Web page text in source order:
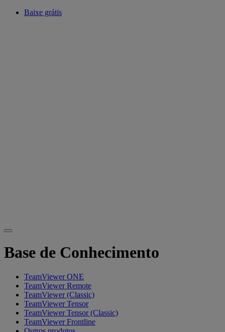
Baixe grátis
Base de Conhecimento
TeamViewer ONE
TeamViewer Remote
TeamViewer (Classic)
TeamViewer Tensor
TeamViewer Tensor (Classic)
TeamViewer Frontline